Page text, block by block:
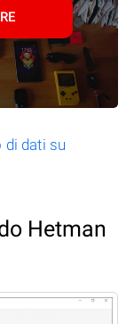
di dati su
Hetman